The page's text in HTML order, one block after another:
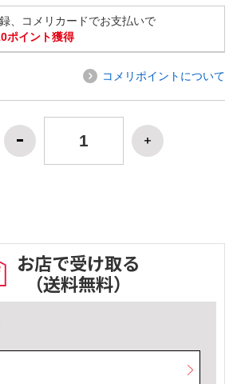
、コメリカードでお支払いで
ポイント獲得
コメリポイントについて
お店で受け取る
（送料無料）